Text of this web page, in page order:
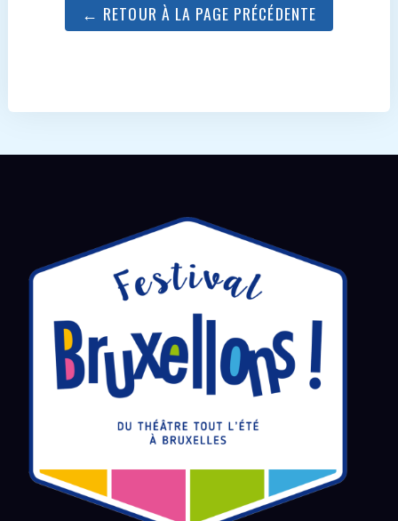
← RETOUR À LA PAGE PRÉCÉDENTE